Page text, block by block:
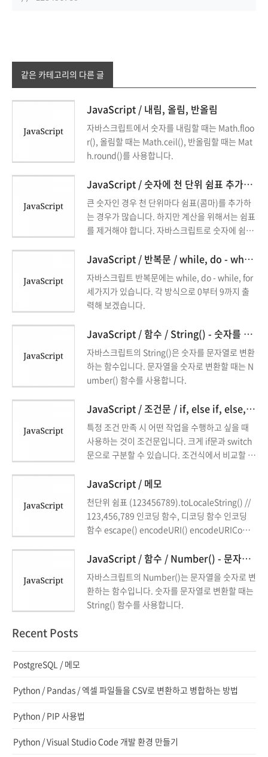
같은 카테고리의 다른 글
JavaScript / 내림, 올림, 반올림
자바스크립트에서 숫자를 내림할 때는 Math.floo
r(), 올림할 때는 Math.ceil(), 반올림할 때는 Mat
h.round()를 사용합니다.
JavaScript / 숫자에 천 단위 쉼표 추가하는 방법, 제거하는 방법
큰 숫자인 경우 천 단위마다 쉼표(콤마)를 추가하
는 경우가 많습니다. 하지만 계산을 위해서는 쉼표
를 제거해야 합니다. 자바스크립트로 숫자에 쉼표
제거하는 방법을 알아보겠습니다.
JavaScript / 반복문 / while, do - while, for
자바스크립트 반복문에는 while, do - while, for
세가지가 있습니다. 각 방식으로 0부터 9까지 출
력해 보겠습니다.
JavaScript / 함수 / String() - 숫자를 문자열로 변환하는 함수
자바스크립트의 String()은 숫자를 문자열로 변환
하는 함수입니다. 문자열을 숫자로 변환할 때는 N
umber() 함수를 사용합니다.
JavaScript / 조건문 / if, else if, else, switch
특정 조건 만족 시 어떤 작업을 수행하고 싶을 때
사용하는 것이 조건문입니다. 크게 if문과 switch
문으로 구분할 수 있습니다. 조건식에서 비교할 값
JavaScript / 메모
천단위 쉼표 (123456789).toLocaleString() //
123,456,789 인코딩 함수, 디코딩 함수 인코딩
함수 escape() encodeURI() encodeURIComp
decodeURIComponent() IE8에서 last-child,
nth-child 등 가상 클래스 적용시키는 방법 select
ivizr HTML 문서의 style 태그 안에 넣은 CSS 코
드에는 적용되지 않는다. 외부 CSS 파일에만 적용
됩니다. jQuery, prototype 등 다른 자바스크립
JavaScript / 함수 / Number() - 문자열을 숫자로 변환하는 함수
자바스크립트의 Number()는 문자열을 숫자로 변
환하는 함수입니다. 숫자를 문자열로 변환할 때는
String() 함수를 사용합니다.
Recent Posts
PostgreSQL / 메모
Python / Pandas / 엑셀 파일들을 CSV로 변환하고 병합하는 방법
Python / PIP 사용법
Python / Visual Studio Code 개발 환경 만들기